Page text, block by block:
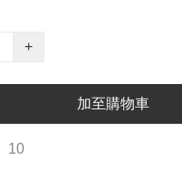
+
加至購物車
10